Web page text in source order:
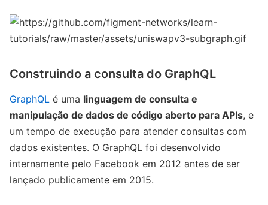
Construindo a consulta do GraphQL
GraphQL é uma linguagem de consulta e
manipulação de dados de código aberto para APIs, e
um tempo de execução para atender consultas com
dados existentes. O GraphQL foi desenvolvido
internamente pelo Facebook em 2012 antes de ser
lançado publicamente em 2015.